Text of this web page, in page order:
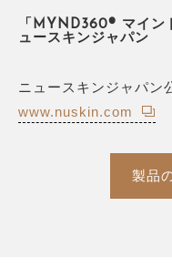
「MYND360® マイン
ュースキンジャパン
ニュースキンジャパン
www.nuskin.com
製品